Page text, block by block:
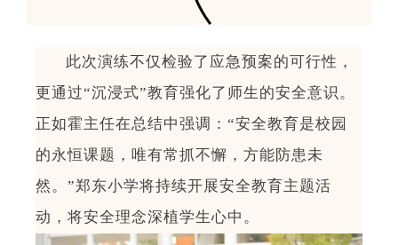
此次演练不仅检验了应急预案的可行性，
更通过“沉浸式”教育强化了师生的安全意识。
正如霍主任在总结中强调： “安全教育是校园
的永恒课题，唯有常抓不懈，方能防患未
然。 ”郑东小学将持续开展安全教育主题活
动，将安全理念深植学生心中。